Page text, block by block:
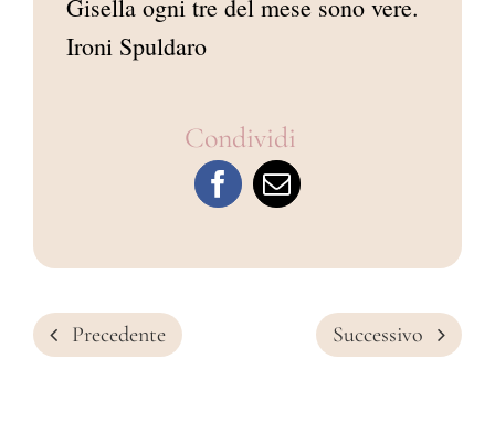
Gisella ogni tre del mese sono vere.
Ironi Spuldaro
Condividi
Precedente Successivo